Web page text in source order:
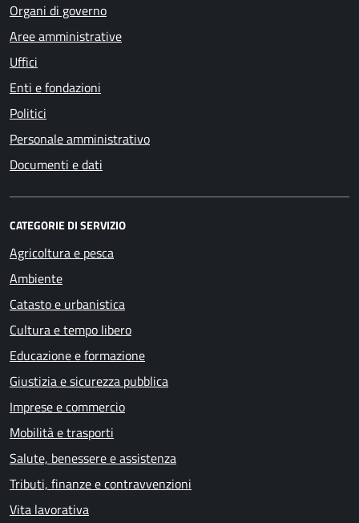
Organi di governo
Aree amministrative
Uffici
Enti e fondazioni
Politici
Personale amministrativo
Documenti e dati
CATEGORIE DI SERVIZIO
Agricoltura e pesca
Ambiente
Catasto e urbanistica
Cultura e tempo libero
Educazione e formazione
Giustizia e sicurezza pubblica
Imprese e commercio
Mobilità e trasporti
Salute, benessere e assistenza
Tributi, finanze e contravvenzioni
Vita lavorativa